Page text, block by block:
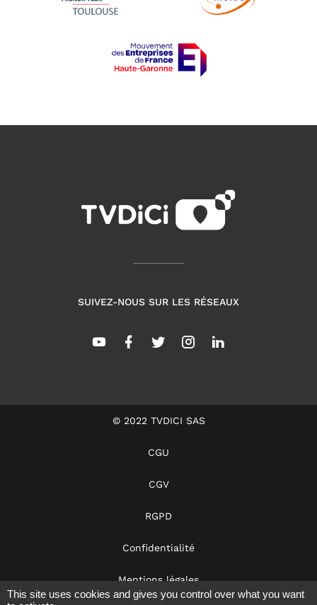
SUIVEZ-NOUS SUR LES RÉSEAUX
© 2022 TVDICI SAS
CGU
CGV
RGPD
Confidentialité
Mentions légales
This site uses cookies and gives you control over what you want